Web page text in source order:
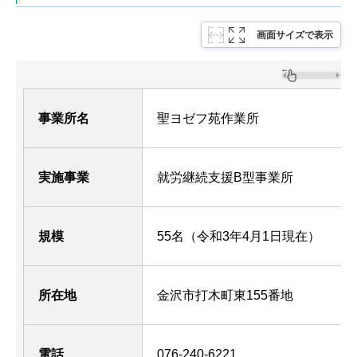
画面サイズで表示
事業所名 聖ヨゼフ苑作業所
実施事業 就労継続支援B型事業所
規模 55名（令和3年4月1日現在）
所在地 金沢市打木町東155番地